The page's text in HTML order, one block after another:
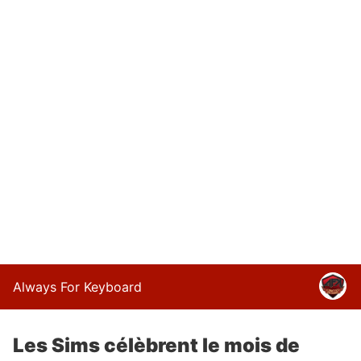
Always For Keyboard
Les Sims célèbrent le mois de